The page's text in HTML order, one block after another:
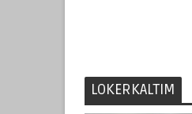
LOKERKALTIM